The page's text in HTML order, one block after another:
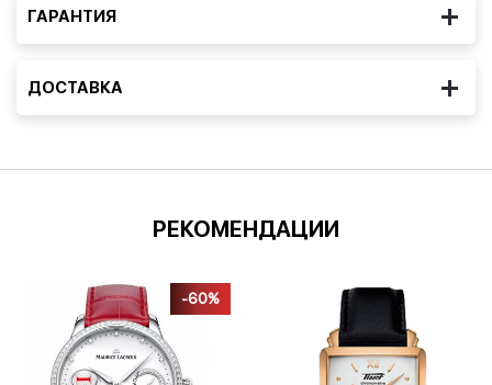
ГАРАНТИЯ
ДОСТАВКА
РЕКОМЕНДАЦИИ
-60%